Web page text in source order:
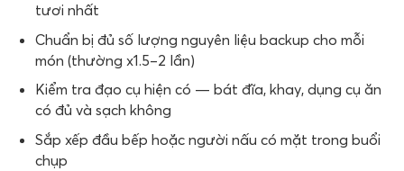
tươi nhất
Chuẩn bị đủ số lượng nguyên liệu backup cho mỗi
món (thường x1.5–2 lần)
Kiểm tra đạo cụ hiện có — bát đĩa, khay, dụng cụ ăn
có đủ và sạch không
Sắp xếp đầu bếp hoặc người nấu có mặt trong buổi
chụp